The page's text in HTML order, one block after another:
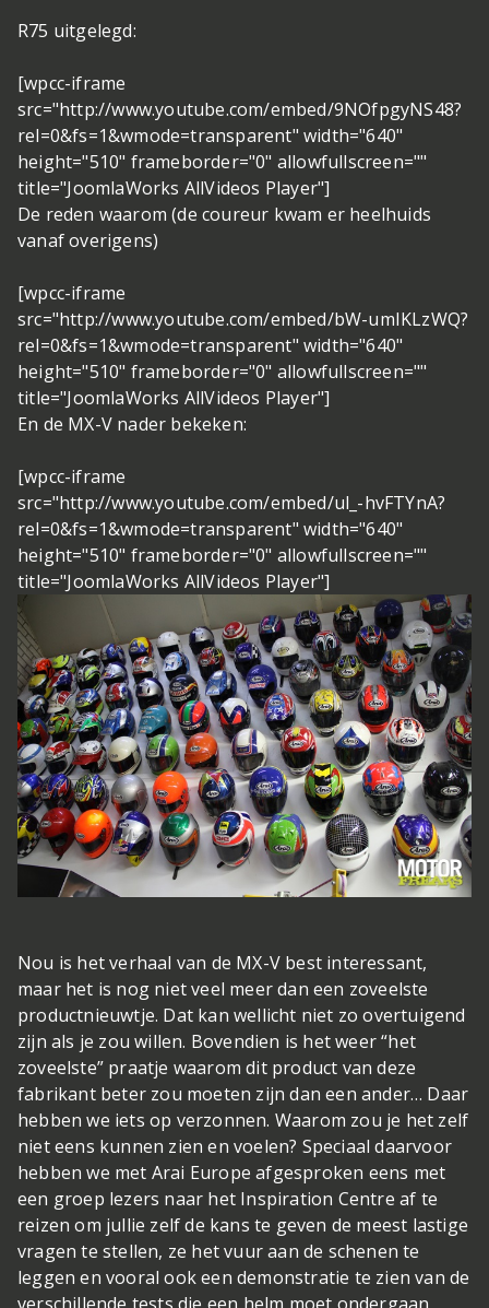
R75 uitgelegd:
[wpcc-iframe
src="http://www.youtube.com/embed/9NOfpgyNS48?
rel=0&fs=1&wmode=transparent" width="640"
height="510" frameborder="0" allowfullscreen=""
title="JoomlaWorks AllVideos Player"]
De reden waarom (de coureur kwam er heelhuids
vanaf overigens)
[wpcc-iframe
src="http://www.youtube.com/embed/bW-umIKLzWQ?
rel=0&fs=1&wmode=transparent" width="640"
height="510" frameborder="0" allowfullscreen=""
title="JoomlaWorks AllVideos Player"]
En de MX-V nader bekeken:
[wpcc-iframe
src="http://www.youtube.com/embed/ul_-hvFTYnA?
rel=0&fs=1&wmode=transparent" width="640"
height="510" frameborder="0" allowfullscreen=""
title="JoomlaWorks AllVideos Player"]
Nou is het verhaal van de MX-V best interessant,
maar het is nog niet veel meer dan een zoveelste
productnieuwtje. Dat kan wellicht niet zo overtuigend
zijn als je zou willen. Bovendien is het weer “het
zoveelste” praatje waarom dit product van deze
fabrikant beter zou moeten zijn dan een ander… Daar
hebben we iets op verzonnen. Waarom zou je het zelf
niet eens kunnen zien en voelen? Speciaal daarvoor
hebben we met Arai Europe afgesproken eens met
een groep lezers naar het Inspiration Centre af te
reizen om jullie zelf de kans te geven de meest lastige
vragen te stellen, ze het vuur aan de schenen te
leggen en vooral ook een demonstratie te zien van de